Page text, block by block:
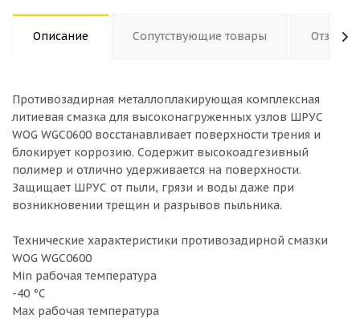
Описание Сопутствующие товары Отзывы
Противозадирная металлоплакирующая комплексная
литиевая смазка для высоконагруженных узлов ШРУС
WOG WGС0600 восстанавливает поверхности трения и
блокирует коррозию. Содержит высокоадгезивный
полимер и отлично удерживается на поверхности.
Защищает ШРУС от пыли, грязи и воды даже при
возникновении трещин и разрывов пыльника.
Технические характеристики противозадирной смазки
WOG WGС0600
Min рабочая температура
-40 °С
Max рабочая температура